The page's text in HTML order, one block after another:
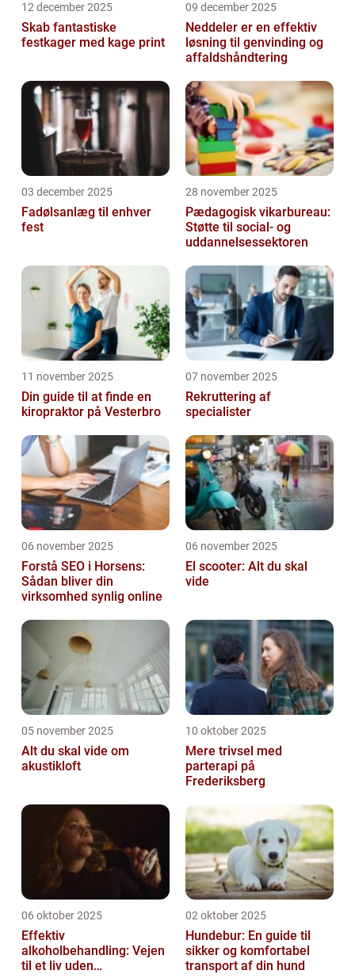
12 december 2025
Skab fantastiske
festkager med kage print
09 december 2025
Neddeler er en effektiv
løsning til genvinding og
affaldshåndtering
03 december 2025
Fadølsanlæg til enhver
fest
28 november 2025
Pædagogisk vikarbureau:
Støtte til social- og
uddannelsessektoren
11 november 2025
Din guide til at finde en
kiropraktor på Vesterbro
07 november 2025
Rekruttering af
specialister
06 november 2025
Forstå SEO i Horsens:
Sådan bliver din
virksomhed synlig online
06 november 2025
El scooter: Alt du skal
vide
05 november 2025
Alt du skal vide om
akustikloft
10 oktober 2025
Mere trivsel med
parterapi på
Frederiksberg
06 oktober 2025
Effektiv
alkoholbehandling: Vejen
til et liv uden
02 oktober 2025
Hundebur: En guide til
sikker og komfortabel
transport af din hund